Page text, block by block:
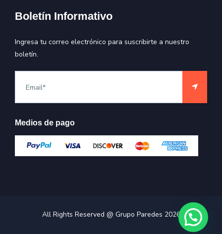
Boletín Informativo
Ingresa tu correo electrónico para suscribirte a nuestro
boletín.
Medios de pago
All Rights Reserved @ Grupo Paredes 2026